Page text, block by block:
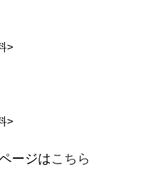
>
>
ージはこちら